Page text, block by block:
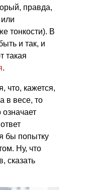
правда,
тонкости). В
и так, и
такая
.
что, кажется,
в весе, то
означает
бы попытку
Ну, что
сказать